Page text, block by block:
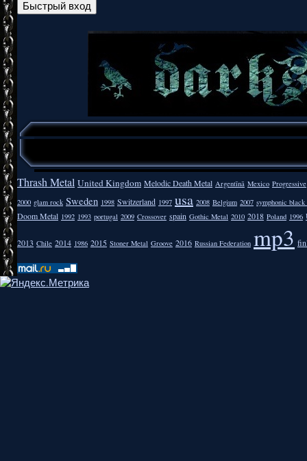
Thrash Metal United Kingdom Melodic Death Metal Argentīnā Mexico Progressive
2000 glam rock Sweden 1998 Switzerland 1997 usa 2008 Belgium 2007 symphonic
Doom Metal 1992 1993 portugal 2009 Crossover spain Gothic Metal 2010 2018 Poland 1996
2013 Chile 2014 1986 2015 Stoner Metal Groove 2016 Russian Federation mp3